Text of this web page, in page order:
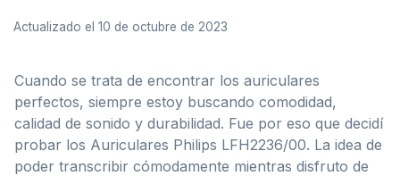
Actualizado el 10 de octubre de 2023
Cuando se trata de encontrar los auriculares
perfectos, siempre estoy buscando comodidad,
calidad de sonido y durabilidad. Fue por eso que decidí
probar los Auriculares Philips LFH2236/00. La idea de
poder transcribir cómodamente mientras disfruto de